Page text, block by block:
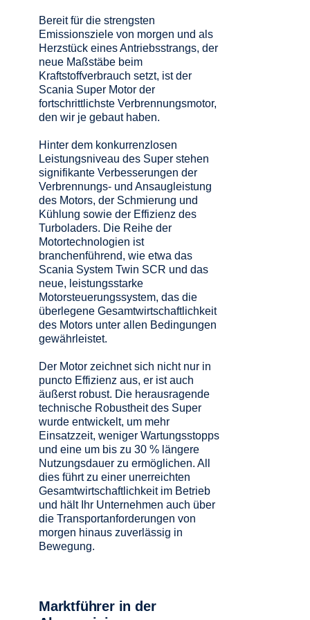
Bereit für die strengsten
Emissionsziele von morgen und als
Herzstück eines Antriebsstrangs, der
neue Maßstäbe beim
Kraftstoffverbrauch setzt, ist der
Scania Super Motor der
fortschrittlichste Verbrennungsmotor,
den wir je gebaut haben.
Hinter dem konkurrenzlosen
Leistungsniveau des Super stehen
signifikante Verbesserungen der
Verbrennungs- und Ansaugleistung
des Motors, der Schmierung und
Kühlung sowie der Effizienz des
Turboladers. Die Reihe der
Motortechnologien ist
branchenführend, wie etwa das
Scania System Twin SCR und das
neue, leistungsstarke
Motorsteuerungssystem, das die
überlegene Gesamtwirtschaftlichkeit
des Motors unter allen Bedingungen
gewährleistet.
Der Motor zeichnet sich nicht nur in
puncto Effizienz aus, er ist auch
äußerst robust. Die herausragende
technische Robustheit des Super
wurde entwickelt, um mehr
Einsatzzeit, weniger Wartungsstopps
und eine um bis zu 30 % längere
Nutzungsdauer zu ermöglichen. All
dies führt zu einer unerreichten
Gesamtwirtschaftlichkeit im Betrieb
und hält Ihr Unternehmen auch über
die Transportanforderungen von
morgen hinaus zuverlässig in
Bewegung.
Marktführer in der